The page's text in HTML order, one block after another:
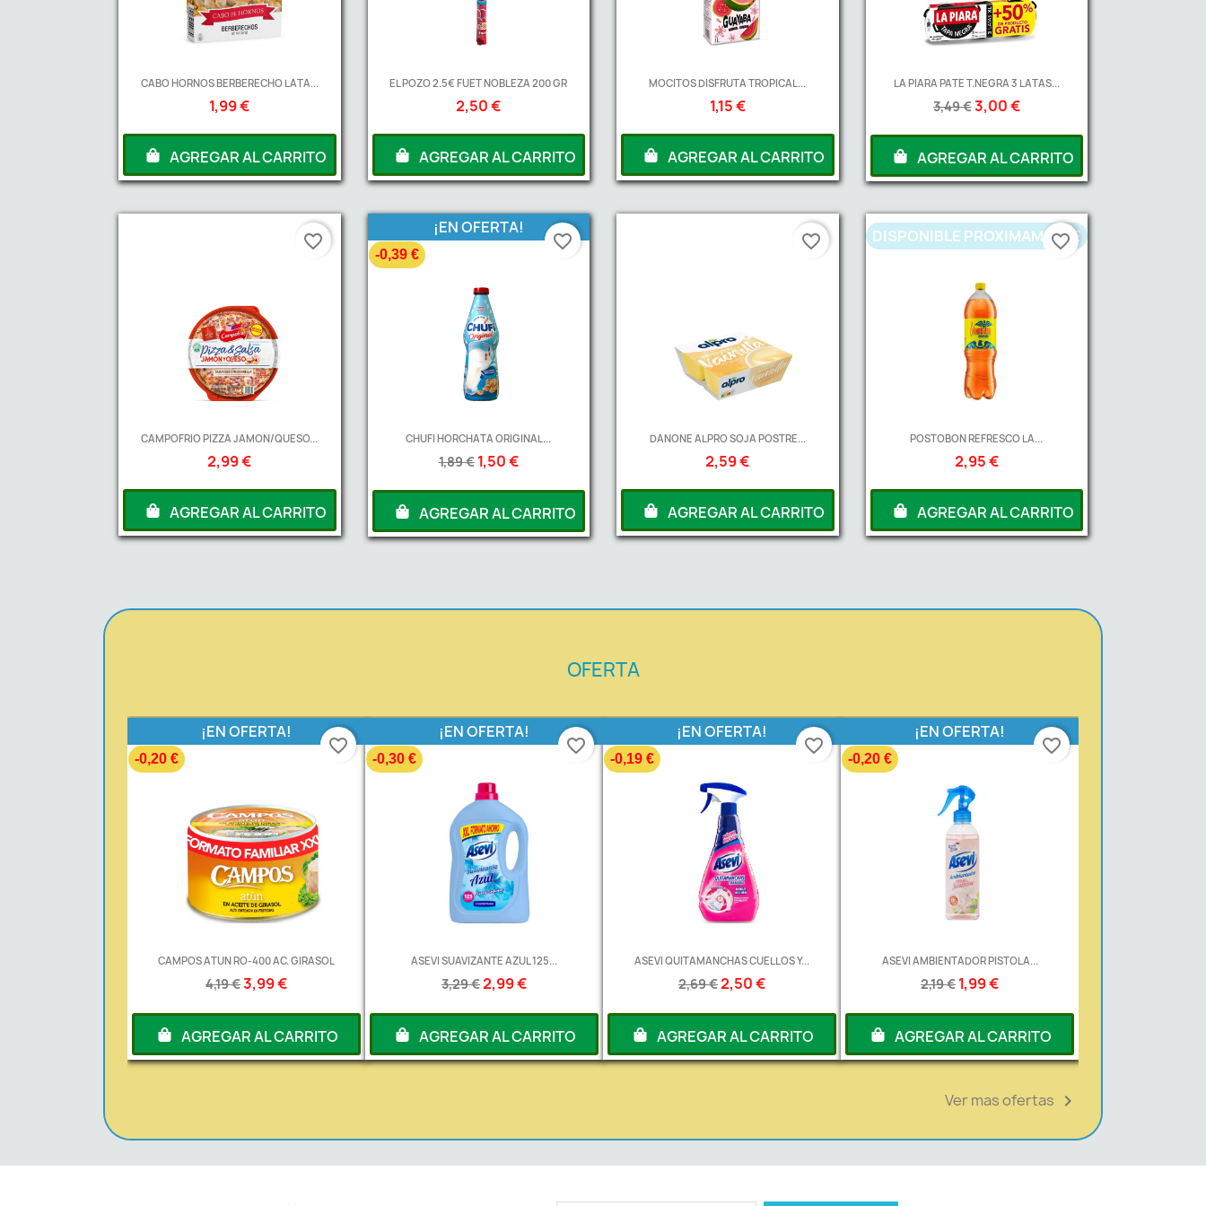
CABO HORNOS BERBERECHO LATA...
1,99 €
AGREGAR AL CARRITO
EL POZO 2.5€ FUET NOBLEZA 200 GR
2,50 €
AGREGAR AL CARRITO
MOCITOS DISFRUTA TROPICAL...
1,15 €
AGREGAR AL CARRITO
LA PIARA PATE T.NEGRA 3 LATAS...
3,49 €3,00 €
AGREGAR AL CARRITO
CAMPOFRIO PIZZA JAMON/QUESO...
2,99 €
AGREGAR AL CARRITO
favorite_border
CHUFI HORCHATA ORIGINAL...
1,89 € 1,50 €
¡EN OFERTA!
-0,39 €
AGREGAR AL CARRITO
favorite_border
DANONE ALPRO SOJA POSTRE...
2,59 €
AGREGAR AL CARRITO
favorite_border
POSTOBON REFRESCO LA...
2,95 €
DISPONIBLE PROXIMAMENTE
AGREGAR AL CARRITO
favorite_border
OFERTA
CAMPOS ATUN RO-400 AC. GIRASOL
4,19 €3,99 €
¡EN OFERTA!
-0,20 €
AGREGAR AL CARRITO
favorite_border
ASEVI SUAVIZANTE AZUL 125...
3,29 €2,99 €
¡EN OFERTA!
-0,30 €
AGREGAR AL CARRITO
favorite_border
ASEVI QUITAMANCHAS CUELLOS Y...
2,69 €2,50 €
¡EN OFERTA!
-0,19 €
AGREGAR AL CARRITO
favorite_border
ASEVI AMBIENTADOR PISTOLA...
2,19 € 1,99 €
¡EN OFERTA!
-0,20 €
AGREGAR AL CARRITO
favorite_border
Ver mas ofertas 